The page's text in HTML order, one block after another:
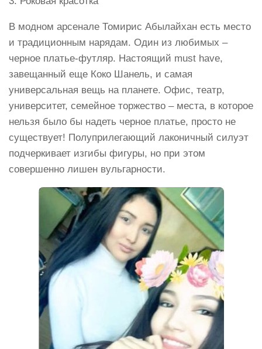
В модном арсенале Томирис Абылайхан есть место
и традиционным нарядам. Один из любимых –
черное платье-футляр. Настоящий must have,
завещанный еще Коко Шанель, и самая
универсальная вещь на планете. Офис, театр,
университет, семейное торжество – места, в которое
нельзя было бы надеть черное платье, просто не
существует! Полуприлегающий лаконичный силуэт
подчеркивает изгибы фигуры, но при этом
совершенно лишен вульгарности.